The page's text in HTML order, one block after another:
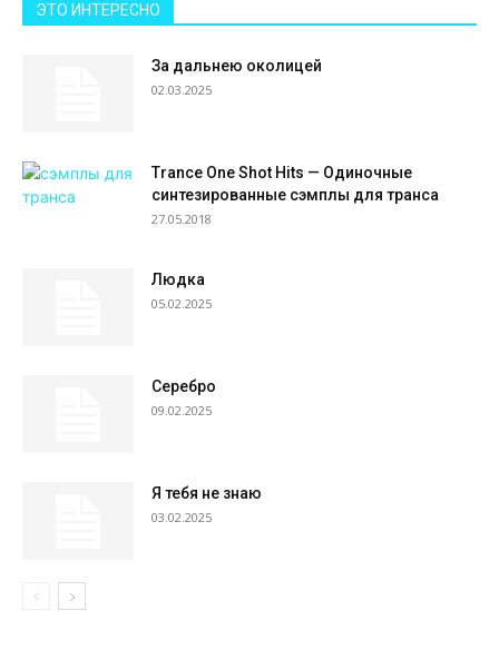
ЭТО ИНТЕРЕСНО
За дальнею околицей
02.03.2025
Trance One Shot Hits — Одиночные
синтезированные сэмплы для транса
27.05.2018
Людка
05.02.2025
Серебро
09.02.2025
Я тебя не знаю
03.02.2025